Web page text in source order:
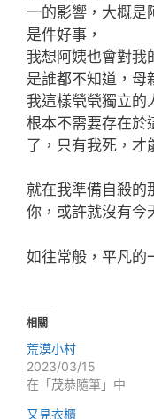
一的影響，大概是
是件好事，
我想阿姨也會對我
是誰都不知道，母
我這樣煢煢獨立的
根本不需要存在於
了，只有我死，才
就在我準備自殺的
你，或許就沒有今
如往常般，平凡的
相關
荒漠小村
2023/03/15
在「茂恭隨筆」中
又見衣櫃